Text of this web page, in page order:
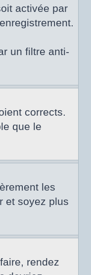
activée par
un filtre anti-
corrects.
que le
les
et soyez plus
rendez